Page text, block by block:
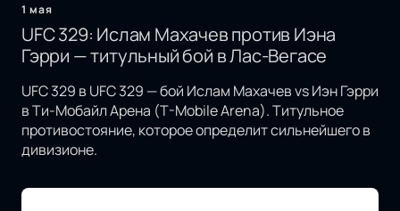
1 мая
UFC 329: Ислам Махачев против Иэна
Гэрри — титульный бой в Лас-Вегасе
UFC 329 в UFC 329 — бой Ислам Махачев vs Иэн Гэрри
в Ти-Мобайл Арена (T-Mobile Arena). Титульное
противостояние, которое определит сильнейшего в
дивизионе.